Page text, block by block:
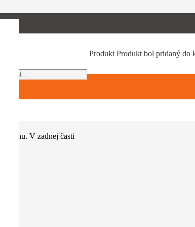
Products
search
Produkt Produkt bol pridaný do
s
V zadnej časti